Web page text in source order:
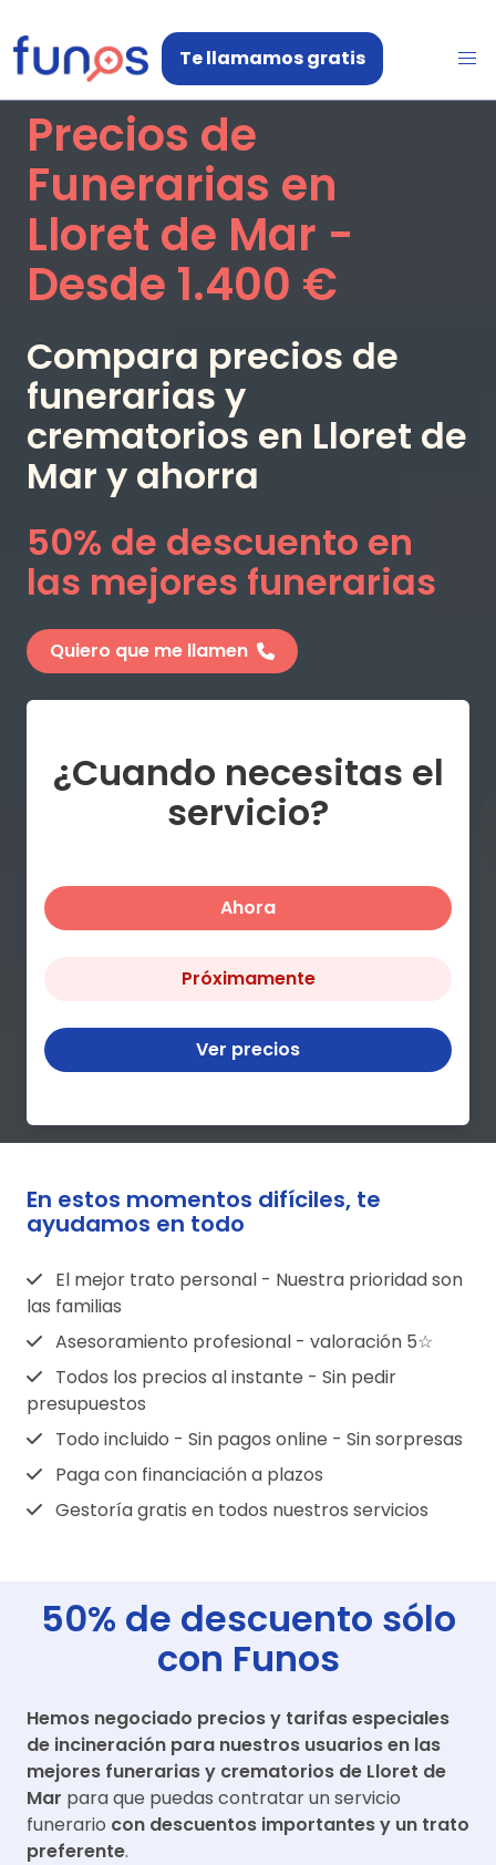
Te llamamos gratis
Precios de
Funerarias en
Lloret de Mar -
Desde 1.400 €
Compara precios de
funerarias y
crematorios en Lloret de
Mar y ahorra
50% de descuento en
las mejores funerarias
Quiero que me llamen
¿Cuando necesitas el
servicio?
Ahora
Próximamente
Ver precios
En estos momentos difíciles, te
ayudamos en todo
El mejor trato personal - Nuestra prioridad son
las familias
Asesoramiento profesional - valoración 5☆
Todos los precios al instante - Sin pedir
presupuestos
Todo incluido - Sin pagos online - Sin sorpresas
Paga con financiación a plazos
Gestoría gratis en todos nuestros servicios
50% de descuento sólo
con Funos
Hemos negociado precios y tarifas especiales
de incineración para nuestros usuarios en las
mejores funerarias y crematorios de Lloret de
Mar para que puedas contratar un servicio
funerario con descuentos importantes y un trato
preferente.